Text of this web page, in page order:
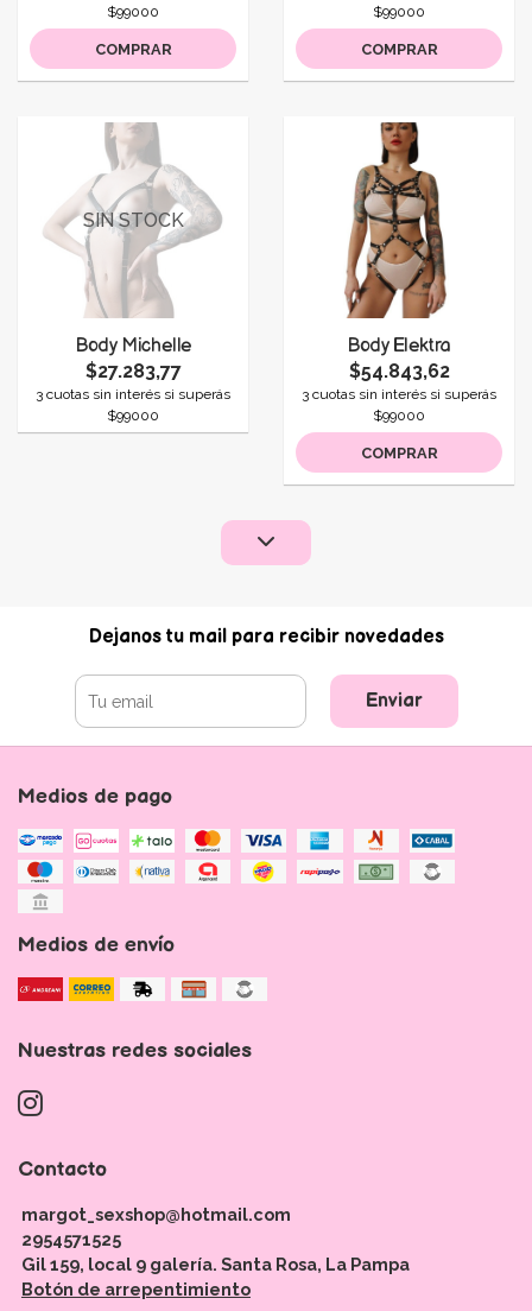
$99000
COMPRAR
$99000
COMPRAR
SIN STOCK
Body Michelle
$27.283,77
3 cuotas sin interés si superás
$99000
Body Elektra
$54.843,62
3 cuotas sin interés si superás
$99000
COMPRAR
Dejanos tu mail para recibir novedades
Enviar
Medios de pago
Medios de envío
Nuestras redes sociales
Contacto
margot_sexshop@hotmail.com
2954571525
Gil 159, local 9 galería. Santa Rosa, La Pampa
Botón de arrepentimiento